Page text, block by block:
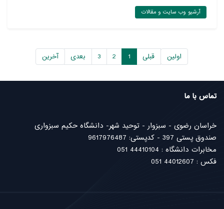
آرشیو وب سایت و مقالات
اولین قبلی 1
2
3 بعدی آخرین
تماس با ما
خراسان رضوی - سبزوار - توحید شهر- دانشگاه حکیم سبزواری
صندوق پستی 397 - کدپستی: 9617976487
مخابرات دانشگاه : 44410104 051
فکس : 44012607 051